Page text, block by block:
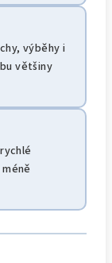
výběhy i
většiny